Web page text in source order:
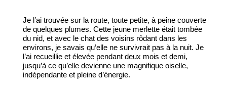
Je l’ai trouvée sur la route, toute petite, à peine couverte
de quelques plumes. Cette jeune merlette était tombée
du nid, et avec le chat des voisins rôdant dans les
environs, je savais qu’elle ne survivrait pas à la nuit. Je
l’ai recueillie et élevée pendant deux mois et demi,
jusqu’à ce qu’elle devienne une magnifique oiselle,
indépendante et pleine d’énergie.